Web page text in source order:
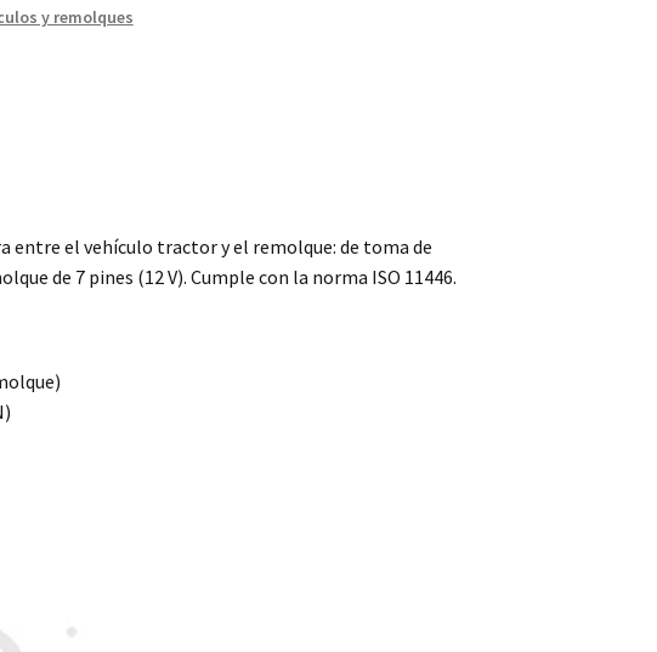
y remolques
entre el vehículo tractor y el remolque: de toma de
de 7 pines (12 V). Cumple con la norma ISO 11446.